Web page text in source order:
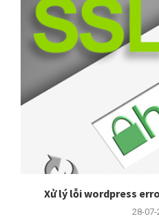
Xử lý lỗi wordpress
28-07-